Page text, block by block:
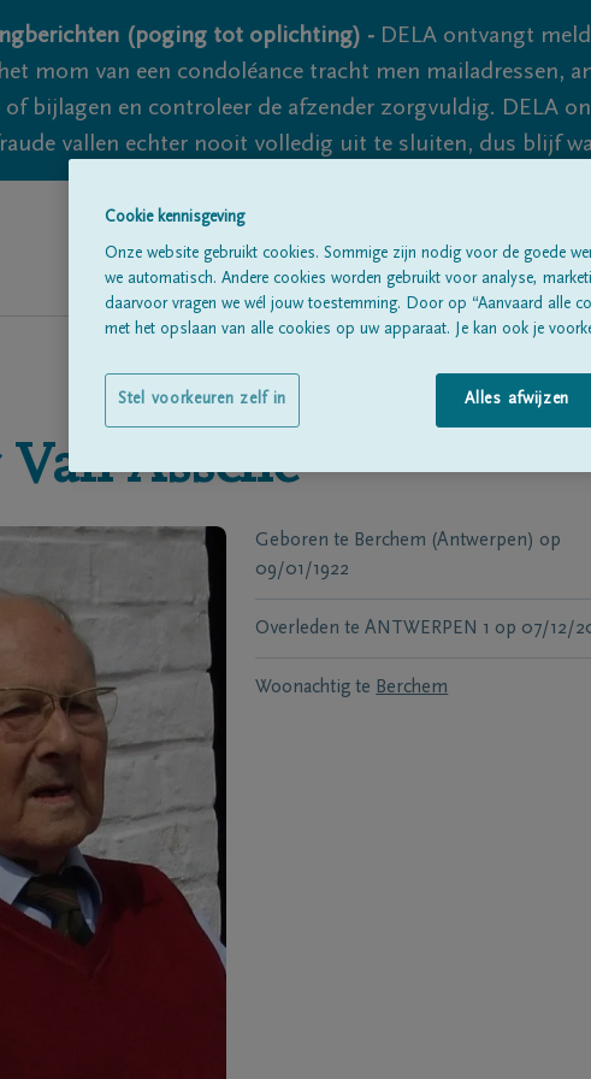
(poging tot oplichting) - DELA ontvangt
mom van een condoléance tracht men mailadressen,
bijlagen en controleer de afzender zorgvuldig. DELA
vallen echter nooit volledig uit te sluiten, dus blijf
Alle
Van Assche
Geboren te Berchem (Antwerpen) op
09/01/1922
Overleden te ANTWERPEN 1 op 07/12/
Woonachtig te Berchem
Cookie kennisgeving
Onze website gebruikt cookies. Sommige zijn nodig voor de goede
we automatisch. Andere cookies worden gebruikt voor analyse,
daarvoor vragen we wél jouw toestemming. Door op “Aanvaard alle
met het opslaan van alle cookies op uw apparaat. Je kan ook je
Alles afwijzen
Stel voorkeuren zelf in